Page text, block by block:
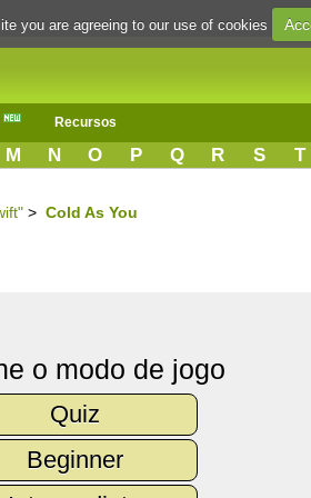
Recursos
M N O P Q R S T
> Cold As You
o modo de jogo
Quiz
Beginner
you are agreeing to our use of cookies